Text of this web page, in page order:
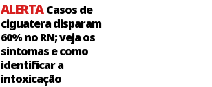
ALERTACasos de
ciguatera disparam
60% no RN; veja os
sintomas e como
identificar a
intoxicação